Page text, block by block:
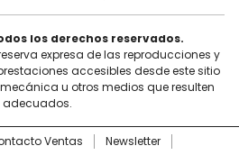
los derechos reservados.
expresa de las reproducciones y
accesibles desde este sitio
u otros medios que resulten
adecuados.
Ventas
Newsletter